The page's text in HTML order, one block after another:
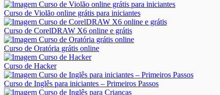
Curso de Violão online grátis para iniciantes
Curso de CorelDRAW X6 online e grátis
Curso de Oratória grátis online
Curso de Hacker
Curso de Inglês para iniciantes – Primeiros Passos